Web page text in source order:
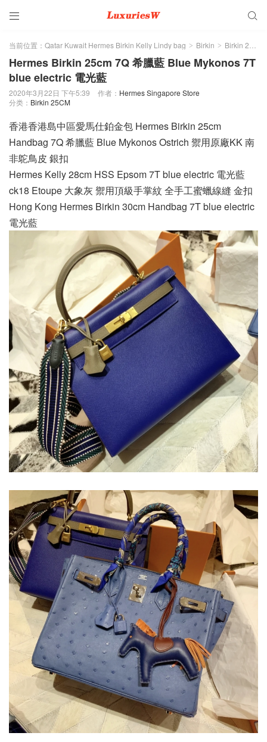
 
当前位置： Qatar Kuwait Hermes Birkin Kelly Lindy bag > Birkin > Birkin 25CM
Hermes Birkin 25cm 7Q 希臘藍 Blue Mykonos 7T
blue electric 電光藍
2020年3月22日 下午5:39 作者： Hermes Singapore Store
分类： Birkin 25CM
香港香港島中區愛馬仕鉑金包 Hermes Birkin 25cm
Handbag 7Q 希臘藍 Blue Mykonos Ostrich 禦用原廠KK 南
非鴕鳥皮 銀扣
Hermes Kelly 28cm HSS Epsom 7T blue electric 電光藍
ck18 Etoupe 大象灰 禦用頂級手掌紋 全手工蜜蠟線縫 金扣
Hong Kong Hermes Birkin 30cm Handbag 7T blue electric
電光藍